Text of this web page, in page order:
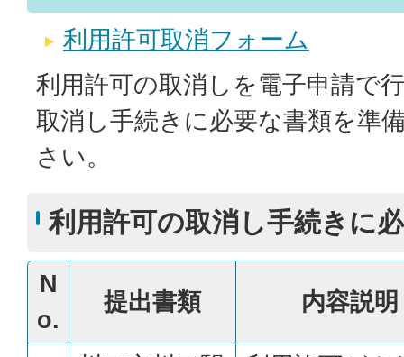
利用許可取消フォーム
利用許可の取消しを電子申請で
取消し手続きに必要な書類を準
さい。
利用許可の取消し手続きに
N
o.
提出書類 内容説明